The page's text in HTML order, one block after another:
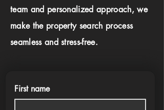
team and personalized approach, we
make the property search process
seamless and stress-free.
First name